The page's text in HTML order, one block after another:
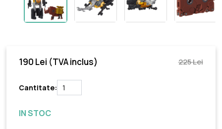
190 Lei (TVA inclus) 225 Lei
Cantitate:
IN STOC